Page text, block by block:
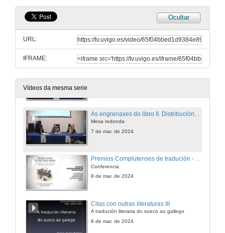
Ocultar
URL:
IFRAME:
Vídeos da mesma serie
Quenda de preguntas. A voz das estudantes
8 de mar. de 2024
Conferencia de Alberto Abedaño
Mesa redonda
7 de mar. de 2024
Premios Complutenses de tradución - V premio de tradución Universitaria Valentín García Yebra
Conferencia
8 de mar. de 2024
Citas con outras literaturas III
A tradución literaria do sueco ao gallego
8 de mar. de 2024